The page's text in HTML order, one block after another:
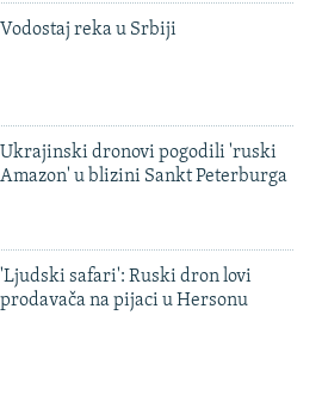
Vodostaj reka u Srbiji
Ukrajinski dronovi pogodili 'ruski
Amazon' u blizini Sankt Peterburga
'Ljudski safari': Ruski dron lovi
prodavača na pijaci u Hersonu